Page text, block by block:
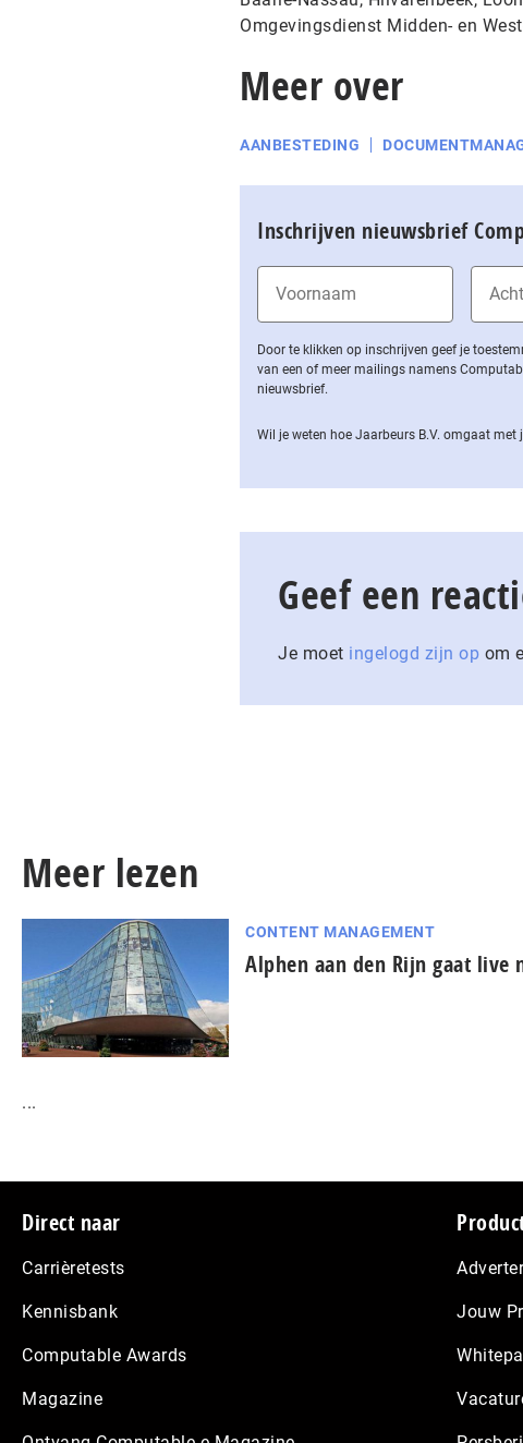
Omgevingsdienst Midden- en
Meer over
AANBESTEDING
Inschrijven nieuwsbrief
Door te klikken op inschrijven geef je
van een of meer mailings namens
nieuwsbrief.
Wil je weten hoe Jaarbeurs B.V. omgaat met
Geef een
Je moet ingelogd zijn op om
Meer lezen
CONTENT MANAGEMENT
Alphen aan den Rijn gaat live
...
Footer
Direct naar
Carrièretests
Kennisbank
Computable Awards
Magazine
Jouw